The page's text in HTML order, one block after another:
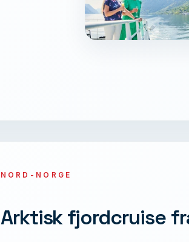
NORD-NORGE
Arktisk fjordcruise